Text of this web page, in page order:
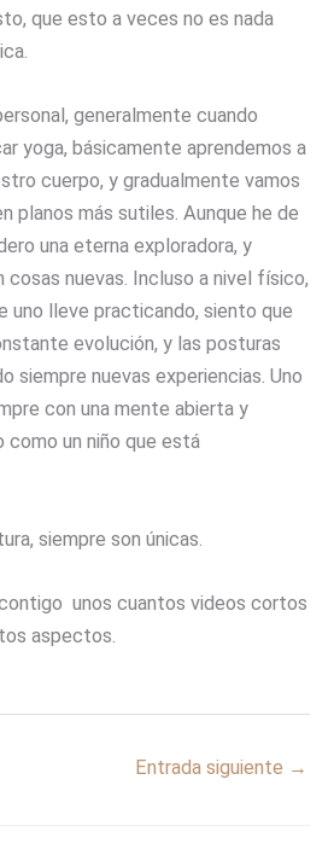
que esto a veces no es nada
generalmente cuando
yoga, básicamente aprendemos a
cuerpo, y gradualmente vamos
planos más sutiles. Aunque he de
una eterna exploradora, y
cosas nuevas. Incluso a nivel físico,
uno lleve practicando, siento que
evolución, y las posturas
siempre nuevas experiencias. Uno
con una mente abierta y
un niño que está
siempre son únicas.
unos cuantos videos cortos
aspectos.
Entrada siguiente →